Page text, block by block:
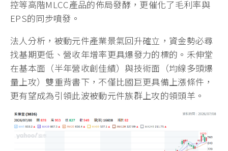
控等高階MLCC產品的佈局發酵，更催化了毛利率與
EPS的同步噴發。
法人分析，被動元件產業景氣回升確立，資金勢必尋
找基期更低、營收年增率更具爆發力的標的。禾伸堂
在基本面（半年營收創佳績）與技術面（均線多頭爆
量上攻）雙重背書下，不僅比國巨更具備上漲條件，
更有望成為引領此波被動元件族群上攻的領頭羊。